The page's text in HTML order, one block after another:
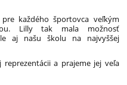
každého športovca veľkým
Lilly tak mala možnosť
aj našu školu na najvyššej
a prajeme jej veľa